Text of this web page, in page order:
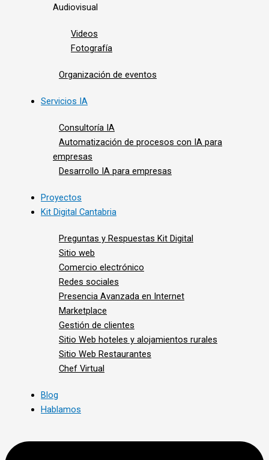
Audiovisual
Videos
Fotografía
Organización de eventos
Servicios IA
Consultoría IA
Automatización de procesos con IA para
empresas
Desarrollo IA para empresas
Proyectos
Kit Digital Cantabria
Preguntas y Respuestas Kit Digital
Sitio web
Comercio electrónico
Redes sociales
Presencia Avanzada en Internet
Marketplace
Gestión de clientes
Sitio Web hoteles y alojamientos rurales
Sitio Web Restaurantes
Chef Virtual
Blog
Hablamos